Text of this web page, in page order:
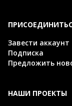
Завести аккаунт
Подписка
Предложить
НАШИ ПРОЕКТЫ